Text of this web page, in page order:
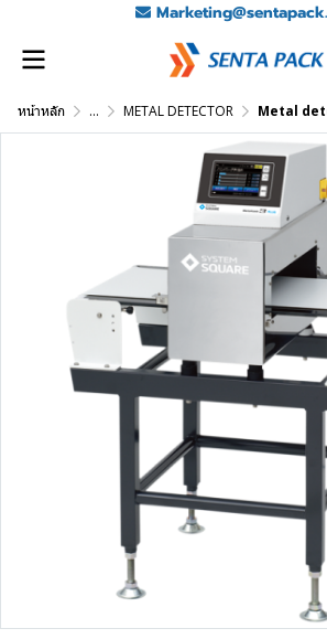
หน้าหลัก ... METAL DETECTOR Metal